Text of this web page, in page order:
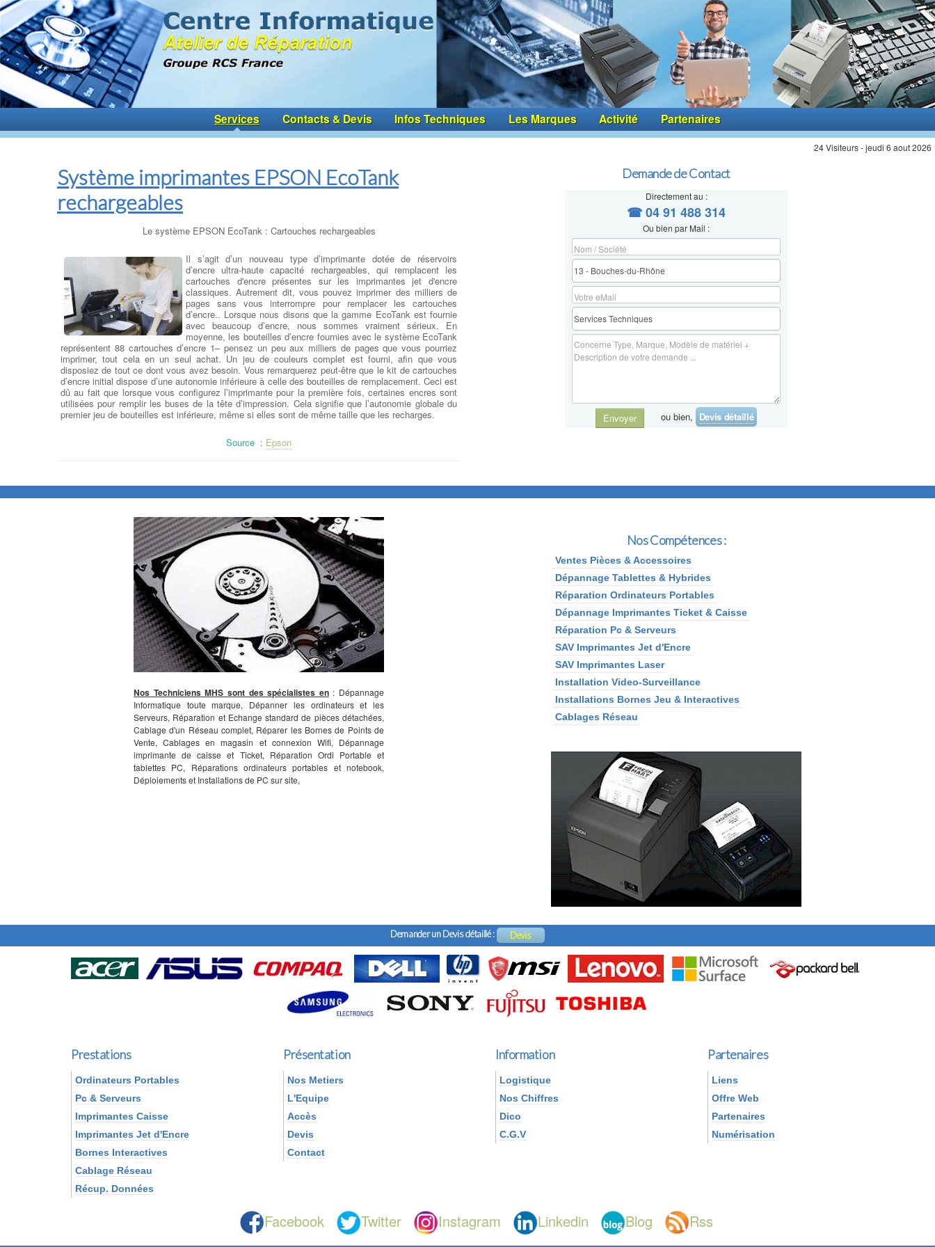
Services Contacts & Devis Infos Techniques Les Marques Activité Partenaires
24 Visiteurs - jeudi 6 aout 2026
Système imprimantes EPSON EcoTank
rechargeables
Le système EPSON EcoTank : Cartouches rechargeables
Il s’agit d’un nouveau type d’imprimante dotée de réservoirs
d’encre ultra-haute capacité rechargeables, qui remplacent les
cartouches d'encre présentes sur les imprimantes jet d'encre
classiques. Autrement dit, vous pouvez imprimer des milliers de
pages sans vous interrompre pour remplacer les cartouches
d’encre.. Lorsque nous disons que la gamme EcoTank est fournie
avec beaucoup d’encre, nous sommes vraiment sérieux. En
moyenne, les bouteilles d’encre fournies avec le système EcoTank
représentent 88 cartouches d’encre 1– pensez un peu aux milliers de pages que vous pourriez
imprimer, tout cela en un seul achat. Un jeu de couleurs complet est fourni, afin que vous
disposiez de tout ce dont vous avez besoin. Vous remarquerez peut-être que le kit de cartouches
d’encre initial dispose d’une autonomie inférieure à celle des bouteilles de remplacement. Ceci est
dû au fait que lorsque vous configurez l’imprimante pour la première fois, certaines encres sont
utilisées pour remplir les buses de la tête d’impression. Cela signifie que l’autonomie globale du
premier jeu de bouteilles est inférieure, même si elles sont de même taille que les recharges.
Source : Epson
Demande de Contact
Directement au :
☎ 04 91 488 314
Ou bien par Mail :
Envoyer ou bien, Devis détaillé
Nos Techniciens MHS sont des spécialistes en: Dépannage
Informatique toute marque, Dépanner les ordinateurs et les
Serveurs, Réparation et Echange standard de pièces détachées,
Cablage d'un Réseau complet, Réparer les Bornes de Points de
Vente, Cablages en magasin et connexion Wifi, Dépannage
imprimante de caisse et Ticket, Réparation Ordi Portable et
tablettes PC, Réparations ordinateurs portables et notebook,
Déploiements et Installations de PC sur site,
Nos Compétences :
Ventes Pièces & Accessoires
Dépannage Tablettes & Hybrides
Réparation Ordinateurs Portables
Dépannage Imprimantes Ticket & Caisse
Réparation Pc & Serveurs
SAV Imprimantes Jet d'Encre
SAV Imprimantes Laser
Installation Video-Surveillance
Installations Bornes Jeu & Interactives
Cablages Réseau
Demander un Devis détaillé : Devis
Prestations
Ordinateurs Portables
Pc & Serveurs
Imprimantes Caisse
Imprimantes Jet d'Encre
Bornes Interactives
Cablage Réseau
Récup. Données
Présentation
Nos Metiers
L'Equipe
Accès
Devis
Contact
Information
Logistique
Nos Chiffres
Dico
C.G.V
Partenaires
Liens
Offre Web
Partenaires
Numérisation
Facebook Twitter Instagram Linkedin Blog Rss